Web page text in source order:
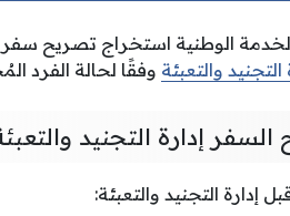
الوطنية استخراج تصريح
التجنيد والتعبئة وفقًا لحالة الفرد
إدارة التجنيد
التجنيد والتعبئة: